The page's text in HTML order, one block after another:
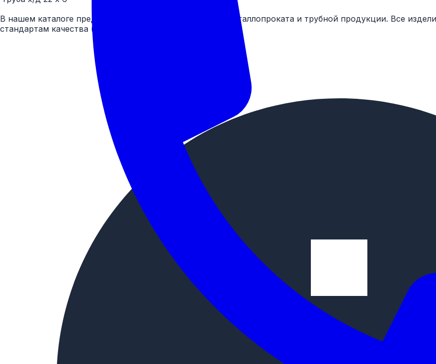
В нашем каталоге представлен широкий ассортимент металлопроката и трубной продукции. Все
стандартам качества (ГОСТ).